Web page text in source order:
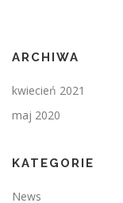
ARCHIWA
kwiecień 2021
maj 2020
KATEGORIE
News